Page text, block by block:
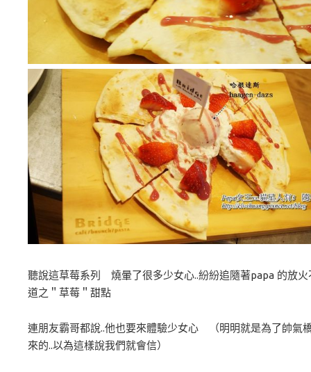
聽說這草莓系列 燒暈了很多少女心..紛紛追隨著papa 的放火
道之＂草莓＂甜點
連朋友霸哥都說..他也要來體驗少女心 （明明就是為了帥氣
來的..以為這樣說我們就會信）